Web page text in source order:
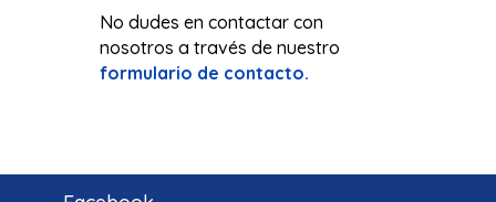
No dudes en contactar con
nosotros a través de nuestro
formulario de contacto.